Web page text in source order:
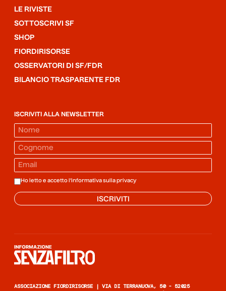
LE RIVISTE
SOTTOSCRIVI SF
SHOP
FIORDIRISORSE
OSSERVATORI DI SF/FDR
BILANCIO TRASPARENTE FDR
ISCRIVITI ALLA NEWSLETTER
Ho letto e accetto l'informativa sulla privacy
ISCRIVITI
ASSOCIAZIONE FIORDIRISORSE | VIA DI TERRANUOVA, 50 - 52025